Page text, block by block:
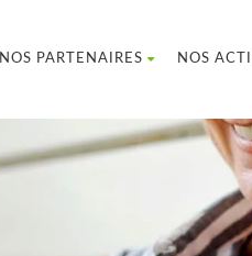
NOS PARTENAIRES NOS